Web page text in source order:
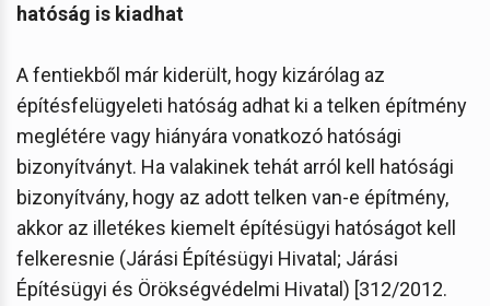
hatóság is kiadhat
A fentiekből már kiderült, hogy kizárólag az
építésfelügyeleti hatóság adhat ki a telken építmény
meglétére vagy hiányára vonatkozó hatósági
bizonyítványt. Ha valakinek tehát arról kell hatósági
bizonyítvány, hogy az adott telken van-e építmény,
akkor az illetékes kiemelt építésügyi hatóságot kell
felkeresnie (Járási Építésügyi Hivatal; Járási
Építésügyi és Örökségvédelmi Hivatal) [312/2012.